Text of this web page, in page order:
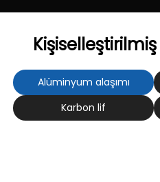
Kişiselleştirilmiş
Alüminyum alaşımı
Karbon lif